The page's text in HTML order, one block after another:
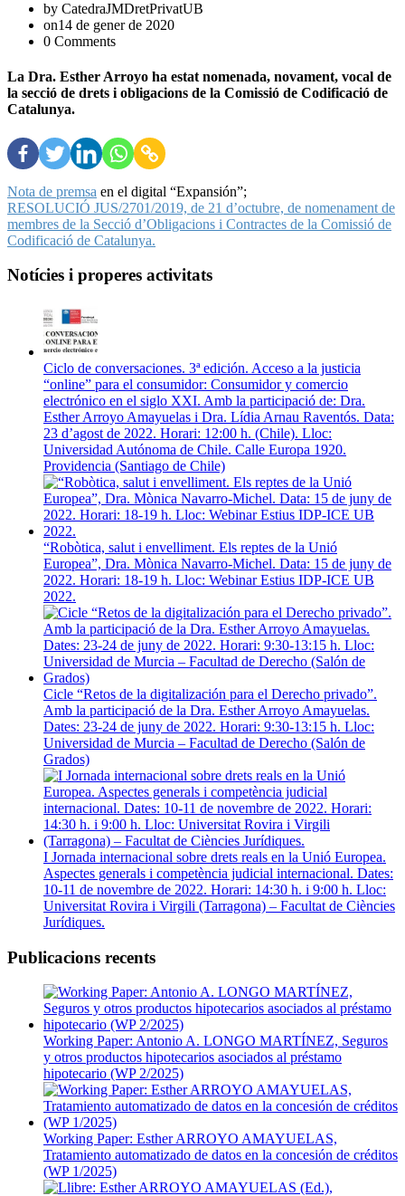
by CatedraJMDretPrivatUB
on14 de gener de 2020
0 Comments
La Dra. Esther Arroyo ha estat nomenada, novament, vocal de
la secció de drets i obligacions de la Comissió de Codificació de
Catalunya.
Nota de premsa en el digital “Expansión”;
RESOLUCIÓ JUS/2701/2019, de 21 d’octubre, de nomenament de
membres de la Secció d’Obligacions i Contractes de la Comissió de
Codificació de Catalunya.
Notícies i properes activitats
Ciclo de conversaciones. 3ª edición. Acceso a la justicia
“online” para el consumidor: Consumidor y comercio
electrónico en el siglo XXI. Amb la participació de: Dra.
Esther Arroyo Amayuelas i Dra. Lídia Arnau Raventós. Data:
23 d’agost de 2022. Horari: 12:00 h. (Chile). Lloc:
Universidad Autónoma de Chile. Calle Europa 1920.
Providencia (Santiago de Chile)
“Robòtica, salut i envelliment. Els reptes de la Unió
Europea”, Dra. Mònica Navarro-Michel. Data: 15 de juny de
2022. Horari: 18-19 h. Lloc: Webinar Estius IDP-ICE UB
2022.
Cicle “Retos de la digitalización para el Derecho privado”.
Amb la participació de la Dra. Esther Arroyo Amayuelas.
Dates: 23-24 de juny de 2022. Horari: 9:30-13:15 h. Lloc:
Universidad de Murcia – Facultad de Derecho (Salón de
Grados)
I Jornada internacional sobre drets reals en la Unió Europea.
Aspectes generals i competència judicial internacional. Dates:
10-11 de novembre de 2022. Horari: 14:30 h. i 9:00 h. Lloc:
Universitat Rovira i Virgili (Tarragona) – Facultat de Ciències
Jurídiques.
Publicacions recents
Working Paper: Antonio A. LONGO MARTÍNEZ, Seguros
y otros productos hipotecarios asociados al préstamo
hipotecario (WP 2/2025)
Working Paper: Esther ARROYO AMAYUELAS,
Tratamiento automatizado de datos en la concesión de créditos
(WP 1/2025)